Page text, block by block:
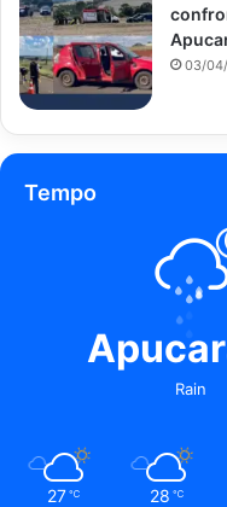
03/
Tempo
Rain
27 ℃ 28 ℃